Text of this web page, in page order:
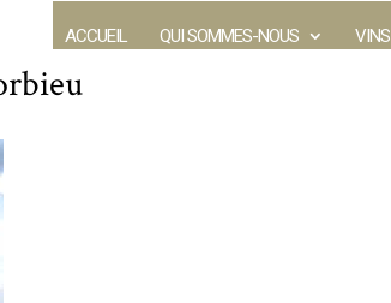
ACCUEIL QUI SOMMES-NOUS VINS